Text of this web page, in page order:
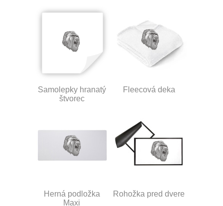
Samolepky hranatý
štvorec
Fleecová deka
Herná podložka
Maxi
Rohožka pred dvere